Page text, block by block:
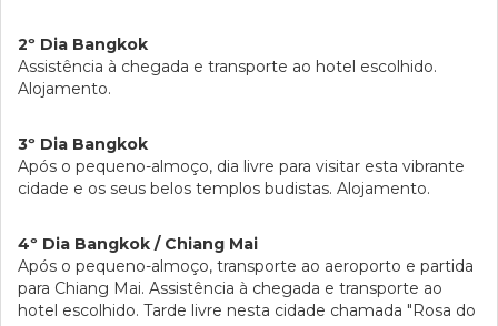
2º Dia Bangkok
Assistência à chegada e transporte ao hotel escolhido.
Alojamento.
3º Dia Bangkok
Após o pequeno-almoço, dia livre para visitar esta vibrante
cidade e os seus belos templos budistas. Alojamento.
4º Dia Bangkok / Chiang Mai
Após o pequeno-almoço, transporte ao aeroporto e partida
para Chiang Mai. Assistência à chegada e transporte ao
hotel escolhido. Tarde livre nesta cidade chamada "Rosa do